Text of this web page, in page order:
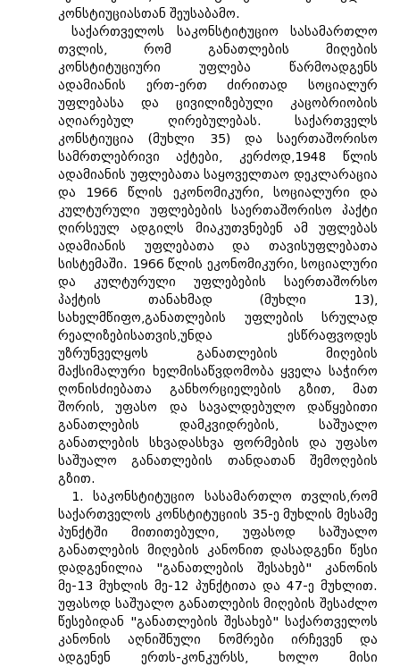
კონსტიუციასთან შეუსაბამო.
საქართველოს საკონსტიტუციო სასამართლო
თვლის, რომ განათლების მიღების
კონსტიტუციური უფლება წარმოადგენს
ადამიანის ერთ-ერთ ძირითად სოციალურ
უფლებასა და ცივილიზებული კაცობრიობის
აღიარებულ ღირებულებას. საქართველს
კონსტიუცია (მუხლი 35) და საერთაშორისო
სამრთლებრივი აქტები, კერძოდ,1948 წლის
ადამიანის უფლებათა საყოველთაო დეკლარაცია
და 1966 წლის ეკონომიკური, სოციალური და
კულტურული უფლებების საერთაშორისო პაქტი
ღირსეულ ადგილს მიაკუთვნებენ ამ უფლებას
ადამიანის უფლებათა და თავისუფლებათა
სისტემაში. 1966 წლის ეკონომიკური, სოციალური
და კულტურული უფლებების საერთაშორსო
პაქტის თანახმად (მუხლი 13),
სახელმწიფო,განათლების უფლების სრულად
რეალიზებისათვის,უნდა ესწრაფვოდეს
უზრუნველყოს განათლების მიღების
მაქსიმალური ხელმისაწვდომობა ყველა საჭირო
ღონისძიებათა განხორციელების გზით, მათ
შორის, უფასო და სავალდებულო დაწყებითი
განათლების დამკვიდრების, საშუალო
განათლების სხვადასხვა ფორმების და უფასო
საშუალო განათლების თანდათან შემოღების
გზით.
1. საკონსტიტუციო სასამართლო თვლის,რომ
საქართველოს კონსტიტუციის 35-ე მუხლის მესამე
პუნქტში მითითებული, უფასოდ საშუალო
განათლების მიღების კანონით დასადგენი წესი
დადგენილია "განათლების შესახებ" კანონის
მე-13 მუხლის მე-12 პუნქტითა და 47-ე მუხლით.
უფასოდ საშუალო განათლების მიღების შესაძლო
წესებიდან "განათლების შესახებ" საქართველოს
კანონის აღნიშნული ნომრები ირჩევენ და
ადგენენ ერთს-კონკურსს, ხოლო მისი